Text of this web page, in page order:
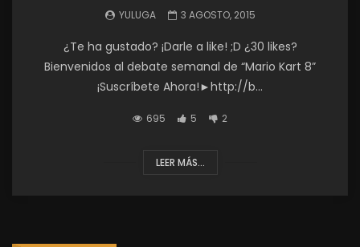
YULUGA 3 AGOSTO, 2015
¿Te ha gustado? ¡Darle a like! ;D ¿30 likes?
Bienvenidos al debate semanal de “Mario Kart 8”
¡Suscríbete Ahora!►http://b...
695 5 2
LEER MÁS...